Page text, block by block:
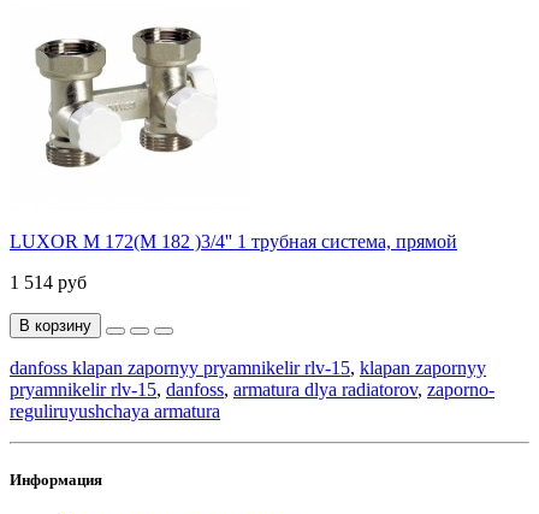
LUXOR M 172(M 182 )3/4'' 1 трубная система, прямой
1 514 руб
В корзину
danfoss klapan zapornyy pryamnikelir rlv-15, klapan zapornyy
pryamnikelir rlv-15, danfoss, armatura dlya radiatorov, zaporno-
reguliruyushchaya armatura
Информация